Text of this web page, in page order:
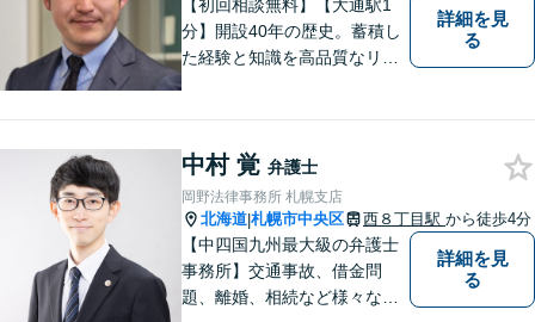
【初回相談無料】【大通駅1
分】開設40年の歴史。蓄積し
た経験と知識を高品質なリー
めにご相談を【相続遺言】他
士業連携で複雑な手続きもワ
ンストップで対応【土日・夜
間面談OK】
詳細を見
る
中村 覚 弁護士
岡野法律事務所 札幌支店
北海道|札幌市中央区 西８丁目駅 から徒歩4分
【中四国九州最大級の弁護士
事務所】交通事故、借金問
題、離婚、相続など様々な問
詳細を見
る